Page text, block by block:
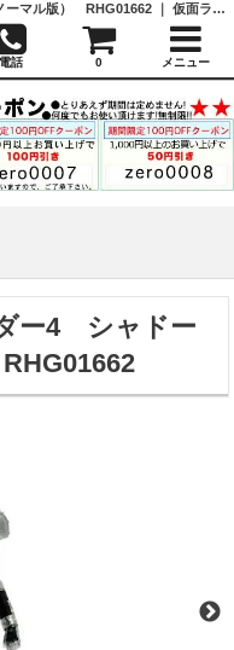
ー4 シャドー
バンダイ DG仮面ライダー4 シャドームーン（ノーマル版） RHG01662 ｜ 仮面ライダー関連商品 ｜ガシャポン,フィギュア,トミカ,食玩,販売,通販,大阪,日本橋, 『Toy's Zero』 トイズゼロ
電話 0 メニュー